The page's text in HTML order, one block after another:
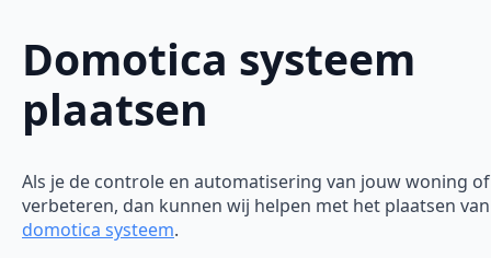
Domotica systeem
plaatsen
Als je de controle en automatisering van jouw woning
verbeteren, dan kunnen wij helpen met het plaatsen
domotica systeem.